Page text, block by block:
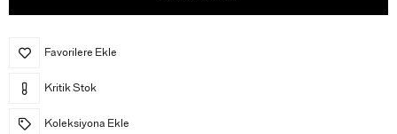
Favorilere Ekle
Kritik Stok
Koleksiyona Ekle